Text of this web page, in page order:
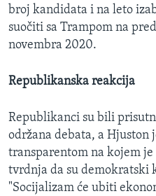
broj kandidata i na leto
suočiti sa Trampom na
novembra 2020.
Republikanska reakcija
Republikanci su bili
održana debata, a Hjuston
transparentom na kojem
tvrdnja da su demokratski
"Socijalizam će ubiti